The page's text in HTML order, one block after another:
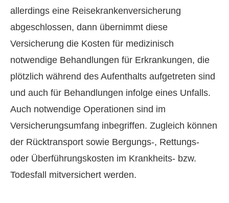
allerdings eine Reise­kranken­ver­si­che­rung
abgeschlossen, dann übernimmt diese
Versicherung die Kosten für medizinisch
notwendige Behandlungen für Erkrankungen, die
plötzlich während des Aufenthalts aufgetreten sind
und auch für Behandlungen infolge eines Unfalls.
Auch notwendige Operationen sind im
Versicherungsumfang inbegriffen. Zugleich können
der Rücktransport sowie Bergungs-, Rettungs-
oder Überführungskosten im Krankheits- bzw.
Todesfall mitversichert werden.